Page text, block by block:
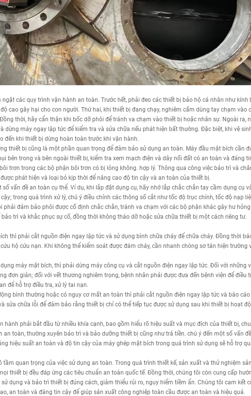
các quy trình vận hành an toàn. Trước hết, phải đeo các thiết bị bảo hộ cá nhân như kính
cao gây hại cho con người. Thứ hai, khi thiết bị đang chạy, nghiêm cấm dùng tay chạm vào
thời, hãy cẩn thận khi bốc dỡ phôi để tránh va chạm vào thiết bị hoặc nhân sự. Ngoài ra,
máy ngay lập tức để kiểm tra và sửa chữa nếu phát hiện bất thường. Đặc biệt, khi vệ
đến khi thiết bị dừng hoàn toàn trước khi vận hành.
thiết bị cũng là một phần quan trọng để đảm bảo sử dụng an toàn. Máy đầu mặt bích cần
bên trong và bên ngoài thiết bị, kiểm tra xem mạch điện và dây nối đất có an toàn và đáng
trơn trong các bộ phận bôi trơn có bị lỏng không. hợp lý. Thông qua công việc bảo trì và
phát hiện và loại bỏ kịp thời để nâng cao độ tin cậy và an toàn của thiết bị.
vấn đề an toàn cụ thể. Ví dụ, khi lắp đặt dụng cụ, hãy nhớ lắp chắc chắn tay cầm dụng cụ
trong quá trình xử lý, chú ý điều chỉnh các thông số cắt như tốc độ trục chính, tốc độ nạp
đảm bảo phôi được cố định chắc chắn, tránh va chạm với các bộ phận khác gây hư
trì và khắc phục sự cố, đồng thời không tháo dỡ hoặc sửa chữa thiết bị một cách riêng tư.
thì phải cắt nguồn điện ngay lập tức và sử dụng bình chữa cháy để chữa cháy. Đồng thời
hộ cứu nạn. Khi không thể kiểm soát được đám cháy, cần nhanh chóng sơ tán hiện trường
máy mặt bích, thì phải dừng máy công cụ và cắt nguồn điện ngay lập tức. Đối với những
đơn giản; đối với vết thương nghiêm trọng, bệnh nhân phải được đưa đến bệnh viện để điều
để hỗ trợ điều tra, xử lý tai nạn.
bình thường hoặc có nguy cơ mất an toàn thì phải cắt nguồn điện ngay lập tức và báo cáo
sửa chữa lỗi để đảm bảo rằng thiết bị chỉ có thể tiếp tục được sử dụng sau khi thiết bị hoạt
phải bắt đầu từ nhiều khía cạnh, bao gồm hiểu rõ hiệu suất và mục đích của thiết bị,
toàn, thường xuyên bảo trì và bảo dưỡng thiết bị cũng như trả tiền. chú ý đến một số vấn
hiệu suất an toàn và độ tin cậy của máy ghép mặt bích trong quá trình sử dụng sẽ hỗ trợ
quan trọng của việc sử dụng an toàn. Trong quá trình thiết kế, sản xuất và thử nghiệm sản
thiết bị đều đáp ứng các tiêu chuẩn an toàn quốc tế. Đồng thời, chúng tôi còn cung cấp
dụng và bảo trì thiết bị đúng cách, giảm thiểu rủi ro, nguy hiểm tiềm ẩn. Chúng tôi cam kết
an toàn và đáng tin cậy để giúp sản xuất công nghiệp toàn cầu được an toàn và hiệu quả.